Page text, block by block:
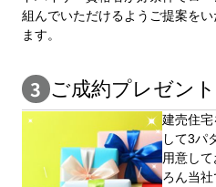
組んでいただけるようご提案をい
ます。
ご成約プレゼン
建売住宅
して3パ
用意し
ろん当